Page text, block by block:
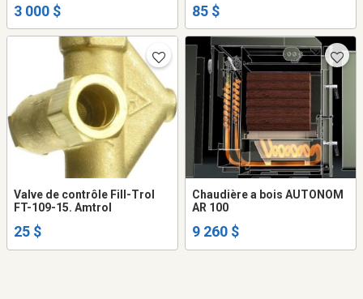
3 000 $ 85 $
Valve de contrôle Fill-Trol
FT-109-15. Amtrol
25 $
Chaudière a bois AUTONOM
AR 100
9 260 $